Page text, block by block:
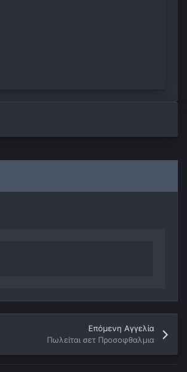
Επόμενη Αγγελία
Πωλείται σετ Προσοφθαλμια